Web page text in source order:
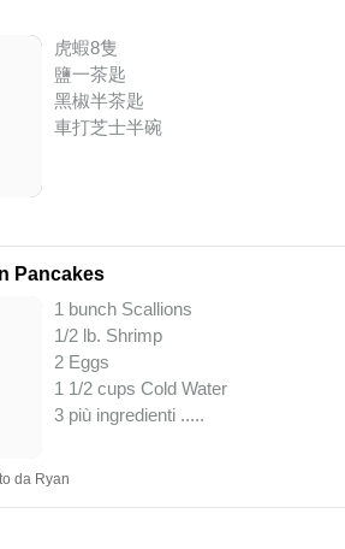
虎蝦8隻
鹽一茶匙
黑椒半茶匙
車打芝士半碗
Pancakes
1 bunch Scallions
1/2 lb. Shrimp
2 Eggs
1 1/2 cups Cold Water
3 più ingredienti .....
da Ryan